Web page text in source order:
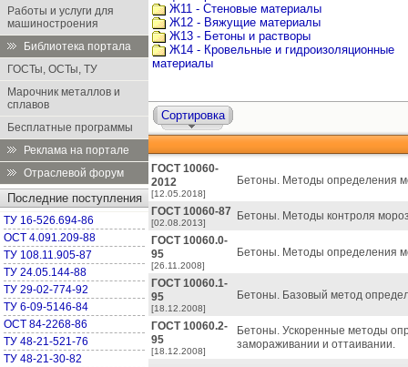
Работы и услуги для
машиностроения
Библиотека портала
ГОСТы, ОСТы, ТУ
Марочник металлов и
сплавов
Бесплатные программы
Реклама на портале
Отраслевой форум
Последние поступления
ТУ 16-526.694-86
ОСТ 4.091.209-88
ТУ 108.11.905-87
ТУ 24.05.144-88
ТУ 29-02-774-92
ТУ 6-09-5146-84
ОСТ 84-2268-86
ТУ 48-21-521-76
ТУ 48-21-30-82
Ж11 - Стеновые материалы
Ж12 - Вяжущие материалы
Ж13 - Бетоны и растворы
Ж14 - Кровельные и гидроизоляционные
материалы
Сортировка
ГОСТ 10060-
2012
[12.05.2018]
Бетоны. Методы определения
ГОСТ 10060-87
[02.08.2013]
Бетоны. Методы контроля
ГОСТ 10060.0-
95
[26.11.2008]
Бетоны. Методы определения
ГОСТ 10060.1-
95
[18.12.2008]
Бетоны. Базовый метод
ГОСТ 10060.2-
95
[18.12.2008]
Бетоны. Ускоренные методы
замораживании и оттаивании.